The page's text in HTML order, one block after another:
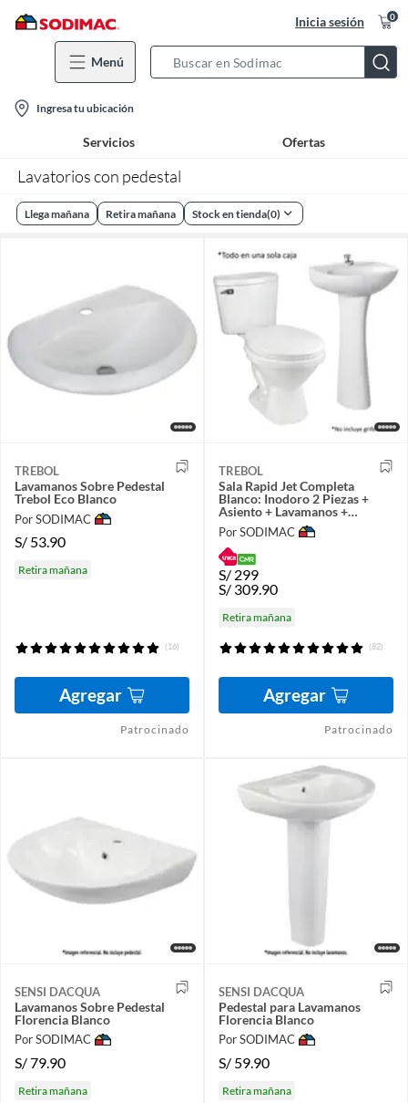
Inicia sesión 0
Menú
Bar
location-
icon
Ingresa tu ubicación
Servicios Ofertas
Lavatorios con pedestal
Llega mañana Retira mañana Stock en tienda(0)
TREBOL
Lavamanos Sobre Pedestal
Trebol Eco Blanco
Por SODIMAC
S/ 53.90
Retira mañana
(16)
Agregar
Patrocinado
TREBOL
Sala Rapid Jet Completa
Blanco: Inodoro 2 Piezas +
Asiento + Lavamanos +
Pedestal
Por SODIMAC
S/ 299
S/ 309.90
Retira mañana
(82)
Agregar
Patrocinado
SENSI DACQUA
Lavamanos Sobre Pedestal
Florencia Blanco
Por SODIMAC
S/79.90
Retira mañana
SENSI DACQUA
Pedestal para Lavamanos
Florencia Blanco
Por SODIMAC
S/ 59.90
Retira mañana